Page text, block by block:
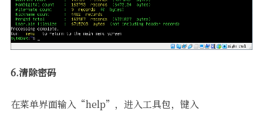
6.清除密码
在菜单界面输入“help”，进入工具包，键入